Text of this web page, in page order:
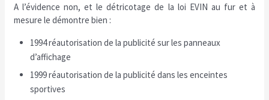
A l’évidence non, et le détricotage de la loi EVIN au fur et à
mesure le démontre bien :
1994 réautorisation de la publicité sur les panneaux
d’affichage
1999 réautorisation de la publicité dans les enceintes
sportives